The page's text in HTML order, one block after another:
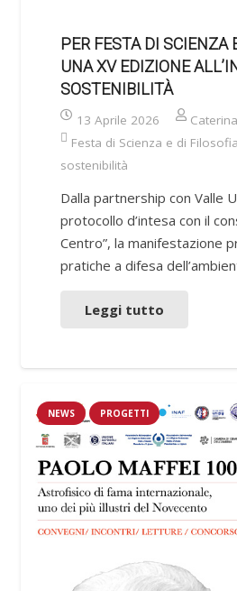
PER FESTA DI SCIENZA
UNA XV EDIZIONE
SOSTENIBILITÀ
13 Aprile 2026
Festa di Scienza e di
sostenibilità
Dalla partnership con Valle
protocollo d’intesa con il
Centro”, la manifestazione
pratiche a difesa
Leggi tutto
NEWS PROGETTI